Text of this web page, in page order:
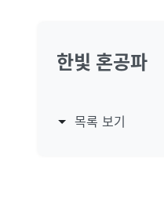
한빛 혼공파
목록 보기